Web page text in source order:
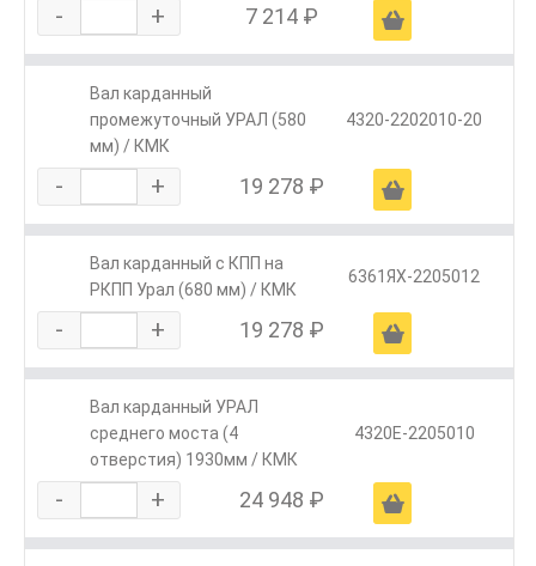
- + 7 214 ₽ Ä
Вал карданный
промежуточный УРАЛ (580
мм) / КМК
4320-2202010-20
- + 19 278 ₽ Ä
Вал карданный с КПП на
РКПП Урал (680 мм) / КМК
6361ЯХ-2205012
- + 19 278 ₽ Ä
Вал карданный УРАЛ
среднего моста (4
отверстия) 1930мм / КМК
4320Е-2205010
- + 24 948 ₽ Ä